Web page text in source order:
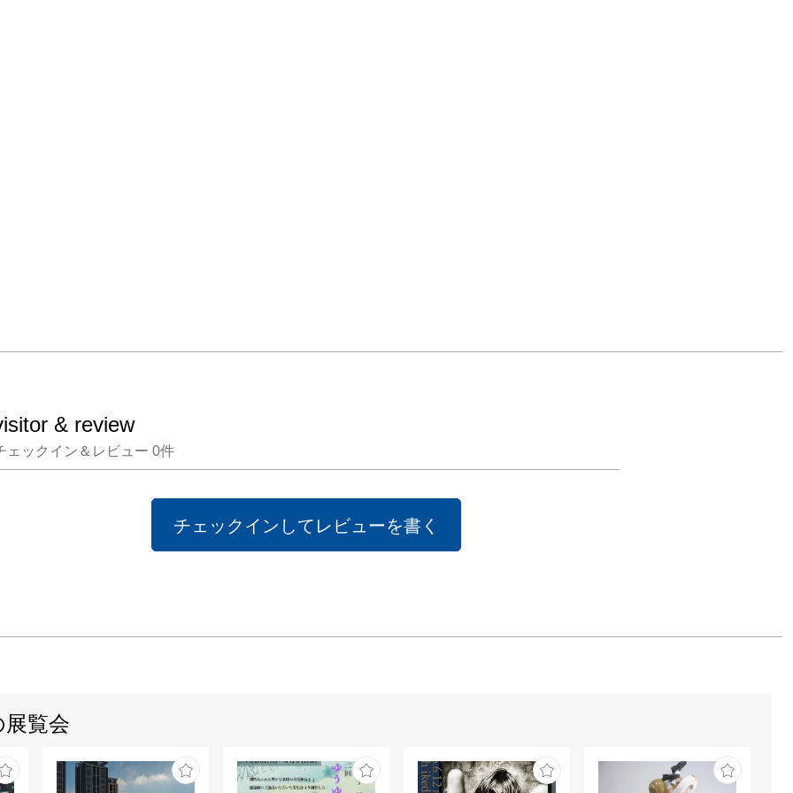
京都新宿区新宿3-30-
のお客様へ】
& review
ェックイン＆レビュー 0件
チェックインしてレビューを書く
覧会